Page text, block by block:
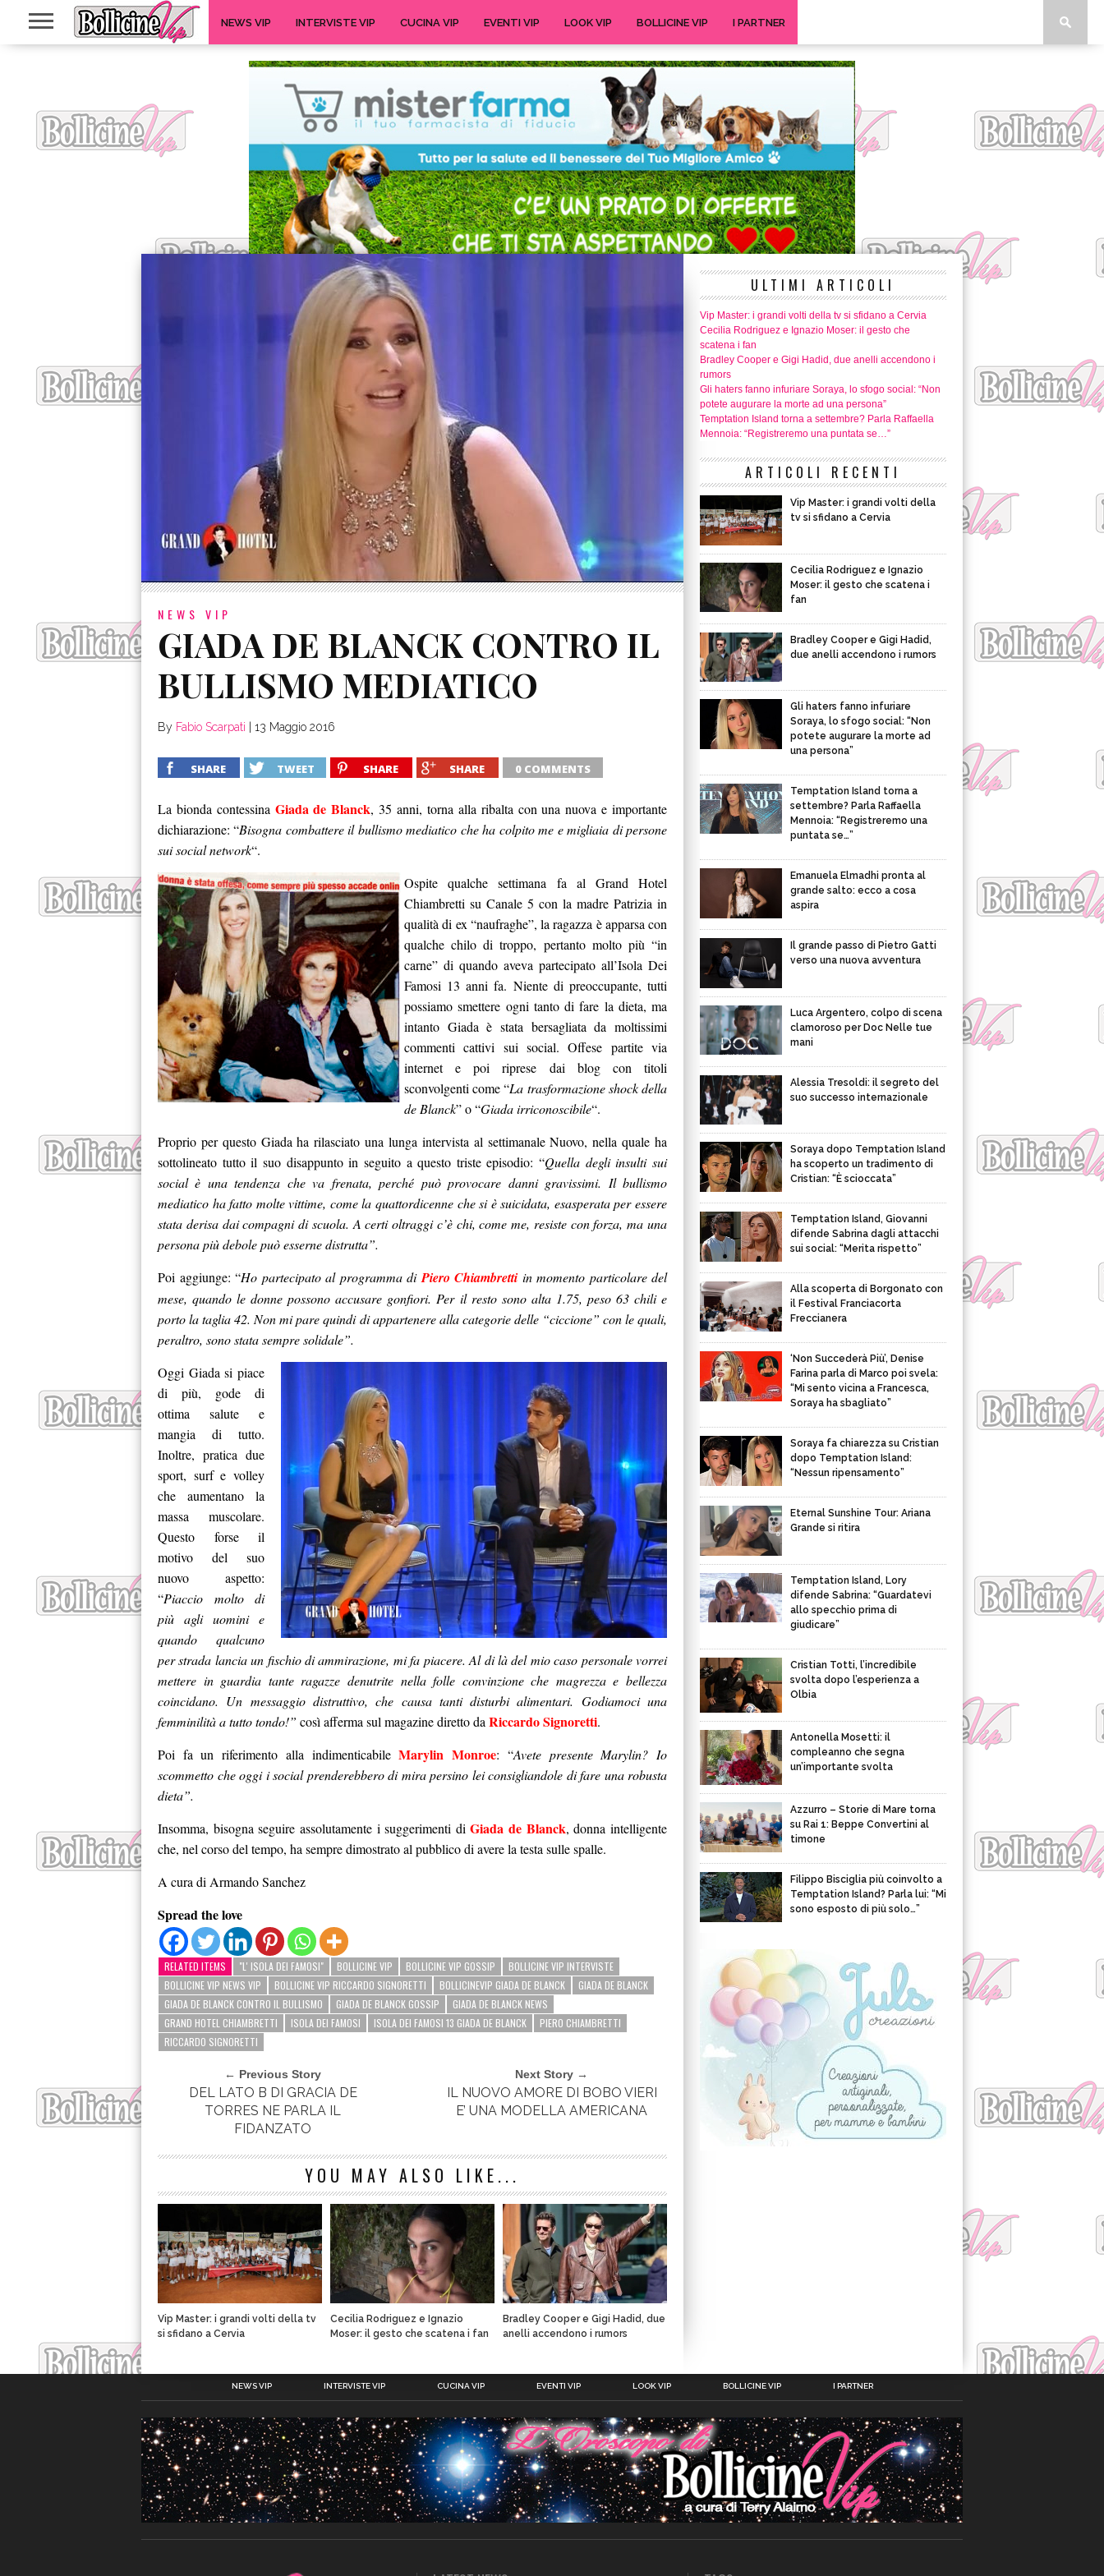
NEWS VIP INTERVISTE VIP CUCINA VIP EVENTI VIP LOOK VIP BOLLICINE VIP I PARTNER
NEWS VIP
GIADA DE BLANCK CONTRO IL
BULLISMO MEDIATICO
By Fabio Scarpati 13 Maggio 2016
SHARE TWEET SHARE SHARE 0 COMMENTS
La bionda contessina Giada de Blanck, 35 anni, torna alla ribalta con una nuova e importante
dichiarazione: “Bisogna combattere il bullismo mediatico che ha colpito me e migliaia di persone
sui social network“.
Ospite qualche settimana fa al Grand Hotel
Chiambretti su Canale 5 con la madre Patrizia in
qualità di ex “naufraghe”, la ragazza è apparsa con
qualche chilo di troppo, pertanto molto più “in
carne” di quando aveva partecipato all’Isola Dei
Famosi 13 anni fa. Niente di preoccupante, tutti
possiamo smettere ogni tanto di fare la dieta, ma
intanto Giada è stata bersagliata da moltissimi
commenti cattivi sui social. Offese partite via
internet e poi riprese dai blog con titoli
sconvolgenti come “La trasformazione shock della
de Blanck” o “Giada irriconoscibile“.
Proprio per questo Giada ha rilasciato una lunga intervista al settimanale Nuovo, nella quale ha
sottolineato tutto il suo disappunto in seguito a questo triste episodio: “Quella degli insulti sui
social è una tendenza che va frenata, perché può provocare danni gravissimi. Il bullismo
mediatico ha fatto molte vittime, come la quattordicenne che si è suicidata, esasperata per essere
stata derisa dai compagni di scuola. A certi oltraggi c’è chi, come me, resiste con forza, ma una
persona più debole può esserne distrutta”.
Poi aggiunge: “Ho partecipato al programma di Piero Chiambretti in momento particolare del
mese, quando le donne possono accusare gonfiori. Per il resto sono alta 1.75, peso 63 chili e
porto la taglia 42. Non mi pare quindi di appartenere alla categorie delle “ciccione” con le quali,
peraltro, sono stata sempre solidale”.
Oggi Giada si piace
di più, gode di
ottima salute e
mangia di tutto.
Inoltre, pratica due
sport, surf e volley
che aumentano la
massa muscolare.
Questo forse il
motivo del suo
nuovo aspetto:
“Piaccio molto di
più agli uomini e
quando qualcuno
per strada lancia un fischio di ammirazione, mi fa piacere. Al di là del mio caso personale vorrei
mettere in guardia tante ragazze denutrite nella folle convinzione che magrezza e bellezza
coincidano. Un messaggio distruttivo, che causa tanti disturbi alimentari. Godiamoci una
femminilità a tutto tondo!” così afferma sul magazine diretto da Riccardo Signoretti.
Poi fa un riferimento alla indimenticabileMarylin Monroe: “Avete presente Marylin? Io
scommetto che oggi i social prenderebbero di mira persino lei consigliandole di fare una robusta
dieta”.
Insomma, bisogna seguire assolutamente i suggerimenti diGiada de Blanck, donna intelligente
che, nel corso del tempo, ha sempre dimostrato al pubblico di avere la testa sulle spalle.
A cura di Armando Sanchez
Spread the love
RELATED ITEMS "L' ISOLA DEI FAMOSI" BOLLICINE VIP BOLLICINE VIP GOSSIP
BOLLICINE VIP INTERVISTE
BOLLICINE VIP NEWS VIP
BOLLICINE VIP RICCARDO SIGNORETTI BOLLICINEVIP GIADA DE BLANCK
GIADA DE BLANCK
GIADA DE BLANCK CONTRO IL BULLISMO
GIADA DE BLANCK GOSSIP
GIADA DE BLANCK NEWS
GRAND HOTEL CHIAMBRETTI
ISOLA DEI FAMOSI ISOLA DEI FAMOSI 13 GIADA DE BLANCK
PIERO CHIAMBRETTI
RICCARDO SIGNORETTI
← Previous Story
DEL LATO B DI GRACIA DE
TORRES NE PARLA IL
FIDANZATO
Next Story →
IL NUOVO AMORE DI BOBO VIERI
E’ UNA MODELLA AMERICANA
YOU MAY ALSO LIKE...
Vip Master: i grandi volti della tv
si sfidano a Cervia
Cecilia Rodriguez e Ignazio
Moser: il gesto che scatena i fan
Bradley Cooper e Gigi Hadid, due
anelli accendono i rumors
ULTIMI ARTICOLI
Vip Master: i grandi volti della tv si sfidano a Cervia
Cecilia Rodriguez e Ignazio Moser: il gesto che
scatena i fan
Bradley Cooper e Gigi Hadid, due anelli accendono i
rumors
Gli haters fanno infuriare Soraya, lo sfogo social: “Non
potete augurare la morte ad una persona”
Temptation Island torna a settembre? Parla Raffaella
Mennoia: “Registreremo una puntata se…”
ARTICOLI RECENTI
Vip Master: i grandi volti della
tv si sfidano a Cervia
Cecilia Rodriguez e Ignazio
Moser: il gesto che scatena i
fan
Bradley Cooper e Gigi Hadid,
due anelli accendono i rumors
Gli haters fanno infuriare
Soraya, lo sfogo social: “Non
potete augurare la morte ad
una persona”
Temptation Island torna a
settembre? Parla Raffaella
Mennoia: “Registreremo una
puntata se…”
Emanuela Elmadhi pronta al
grande salto: ecco a cosa
aspira
Il grande passo di Pietro Gatti
verso una nuova avventura
Luca Argentero, colpo di scena
clamoroso per Doc Nelle tue
mani
Alessia Tresoldi: il segreto del
suo successo internazionale
Soraya dopo Temptation Island
ha scoperto un tradimento di
Cristian: “È scioccata”
Temptation Island, Giovanni
difende Sabrina dagli attacchi
sui social: “Merita rispetto”
Alla scoperta di Borgonato con
il Festival Franciacorta
Freccianera
‘Non Succederà Più’, Denise
Farina parla di Marco poi svela:
“Mi sento vicina a Francesca,
Soraya ha sbagliato”
Soraya fa chiarezza su Cristian
dopo Temptation Island:
“Nessun ripensamento”
Eternal Sunshine Tour: Ariana
Grande si ritira
Temptation Island, Lory
difende Sabrina: “Guardatevi
allo specchio prima di
giudicare”
Cristian Totti, l’incredibile
svolta dopo l’esperienza a
Olbia
Antonella Mosetti: il
compleanno che segna
un’importante svolta
Azzurro – Storie di Mare torna
su Rai 1: Beppe Convertini al
timone
Filippo Bisciglia più coinvolto a
Temptation Island? Parla lui: “Mi
sono esposto di più solo…”
NEWS VIP INTERVISTE VIP CUCINA VIP EVENTI VIP LOOK VIP BOLLICINE VIP I PARTNER